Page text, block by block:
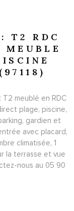
T2 RDC
MEUBLE
: T2 meublé en RDC
plage, piscine,
gardien et
avec placard,
climatisée, 1
la terrasse et vue
nous au 05 90